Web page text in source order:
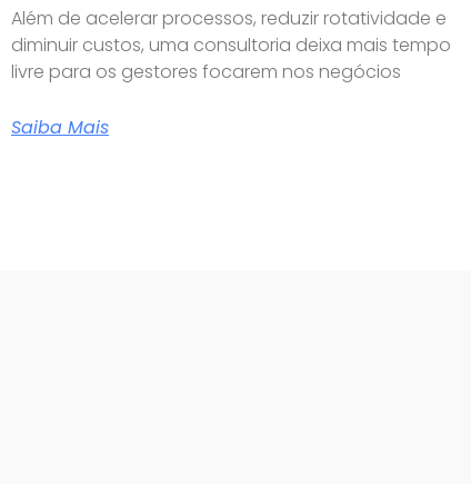
Além de acelerar processos, reduzir rotatividade e
diminuir custos, uma consultoria deixa mais tempo
livre para os gestores focarem nos negócios
Saiba Mais